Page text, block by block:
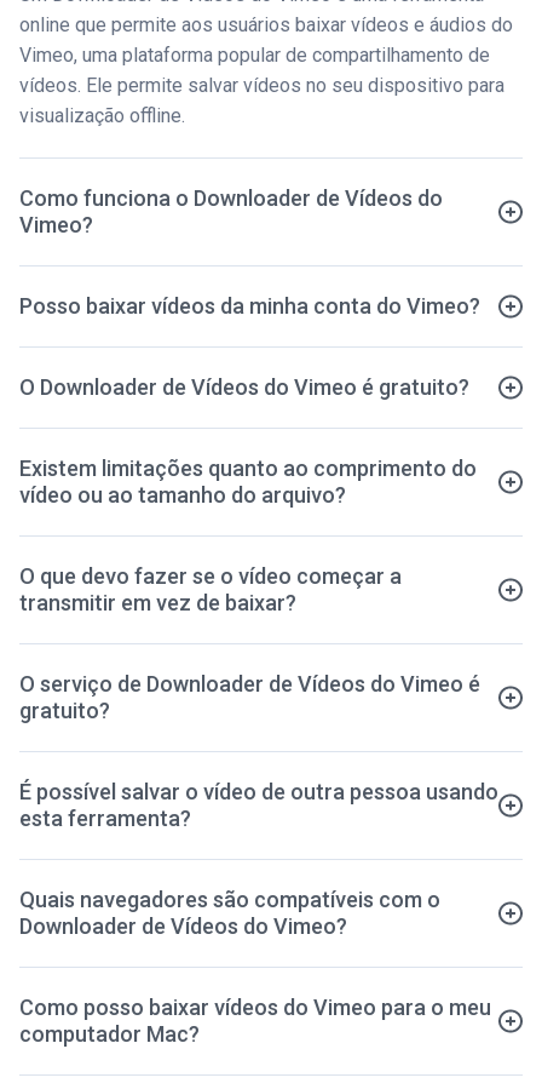
online que permite aos usuários baixar vídeos e áudios do
Vimeo, uma plataforma popular de compartilhamento de
vídeos. Ele permite salvar vídeos no seu dispositivo para
visualização offline.
Como funciona o Downloader de Vídeos do
Vimeo?
Posso baixar vídeos da minha conta do Vimeo?
O Downloader de Vídeos do Vimeo é gratuito?
Existem limitações quanto ao comprimento do
vídeo ou ao tamanho do arquivo?
O que devo fazer se o vídeo começar a
transmitir em vez de baixar?
O serviço de Downloader de Vídeos do Vimeo é
gratuito?
É possível salvar o vídeo de outra pessoa usando
esta ferramenta?
Quais navegadores são compatíveis com o
Downloader de Vídeos do Vimeo?
Como posso baixar vídeos do Vimeo para o meu
computador Mac?